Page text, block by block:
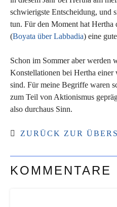
schwierigste Entscheidung, und
tun. Für den Moment hat Hertha
(Boyata über Labbadia) eine
Schon im Sommer aber werden
Konstellationen bei Hertha
sind. Für meine Begriffe waren
zum Teil von Aktionismus
also durchaus Sinn.
ZURÜCK ZUR
KOMMENTARE